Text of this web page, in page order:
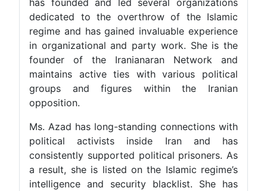
dedicated to the overthrow of the Islamic
regime and has gained invaluable experience
in organizational and party work. She is the
founder of the Iranianaran Network and
maintains active ties with various political
groups and figures within the Iranian
opposition.
Ms. Azad has long-standing connections with
political activists inside Iran and has
consistently supported political prisoners. As
a result, she is listed on the Islamic regime’s
intelligence and security blacklist. She has